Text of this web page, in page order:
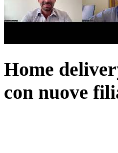
Home
con nuove